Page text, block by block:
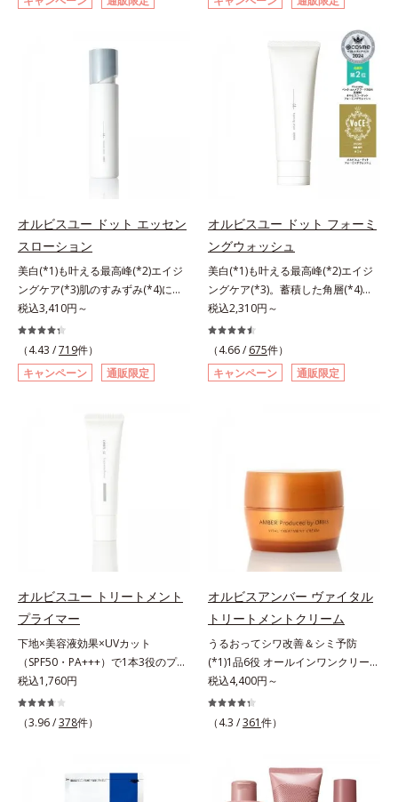
質、トコフェロール、グリセリン、
ヒアルロン酸ヒドロキシプロピルト
リモニウム、フェノキシエタノー
ル）*2 髪の乾燥、乾燥によるパサ
つき*3 毛髪にうるおい、ハリを与
る透明美肌(*4)を目指すには、美肌
ミを予防するお手入れを続けること
ーラ・オルビスグループ独自の美白
ミの原因になると考えられる“メラ
ニンの塊”を居座らせない(*1)、粉砕
と排出サポート(*5)の2ステップで
メラニンの蓄積を抑え、シミ・ソバ
カスを防ぎます。さらに、「アルテ
アネスレ(*6)」を配合し、うるおい
に満ちた自分本来の澄み渡るような
透明感を目指します。手に取った
時、なじませた時、後肌、と3段階
に変化するテクスチャーは、肌にす
ばやくなじみ、毎日の美白ケアを楽
しくする使いごこちを叶えました。
*1 メラニンの蓄積を抑え、シミ・
ソバカスを防ぐ*2 デクスパンテノ
と*4 うるおいによる透明感のある
肌*5 ターンオーバーを促進して、
メラニンの塊を微細化すること*6
アルテアエキス配合＝保湿成分各商
いに満ち満ちた内側から弾むような
ハリ肌へ。化粧水は二度塗りしない
と不安…。いろいろケアしているの
に、あと一歩肌悩みが晴れない…。
そんな大人の肌悩みにアプローチす
る先行型美容液です。日本初(*1)、
毛穴約1/1000ナノサイズの極小カ
プセルの表面は肌になじみやすい構
造(*4)。内包した美容成分(*5)の浸
おいの通り道”を作って化粧水のな
じみ感をUP。化粧水前に使うこと
で、普段の化粧水の手ごたえをより
実感できる、しっとり整った肌状態
へ。化粧水前に2プッシュ使うだけ
で、うるおいのすき間にぐんぐん入
り込み、うるおいで満ち満ちたハリ
のある美肌へと整えます。*1 クチ
ナシ果実エキス、ハトムギ種子エキ
ス、ユズ果実エキス、水添レシチ
るおい不足など*3 お手入れのファ
ーストステップのこと*4 細胞間脂
質に類似した構造*5 保湿成分
オルビスユー ドット エッセン
スローション
美白(*1)も叶える最高峰(*2)エイジ
ングケア(*3)肌のすみずみ(*4)にし
みわたるうるおい充満ローション。
ハリも透明感(*5)も結果主義。年齢
サイン(*6)の因子に着目した肌科学
エイジングケア(*3)シリーズ。オル
ビスユー ドットシリーズは、年齢
ではなく、肌で起きていることの根
本原因に着目。加齢とともに現れる
年齢サインについて研究を進めたと
ころ、弾力感のない状態である「ハ
そこでオルビスユー ドットシリー
ズは美容成分(*8)として「G.D.F.ア
クティベーター(*9)」を配合。そし
て、従来から配合している美白(*1)
有効成分「トラネキサム酸」を配合
しました。さらに、シリーズ共通の
美容成分「GLルートブースター
(*10)」を配合することで、肌のふ
っくら感や透明感を叶えます。美白
上向き(*11)のハリと透明感を。効
税込3,410円～
（4.43 /719件）
キャンペーン
通販限定
オルビスユー ドット フォーミ
ングウォッシュ
美白(*1)も叶える最高峰(*2)エイジ
ングケア(*3)。蓄積した角層(*4)を
絡めとりくすみ(*5)を晴らす高密着
マイルドピーリング(*6)洗顔料。ハ
リも透明感(*7)も結果主義。年齢サ
イン(*8)の因子に着目した肌科学エ
イジングケア(*3)シリーズ。オルビ
齢サインについて研究を進めたとこ
ろ、弾力感のない状態である「ハリ
のなさ」や、くすみ(*5)などが現れ
ている状態である「透明感のなさ」
が、大人の肌印象に大きな影響を与
えていることがわかりました。そこ
でオルビスユー ドットシリーズは
美容成分(*9)として「G.D.F.アクテ
ィベーター(*10)」を配合。そし
て、従来から配合している美白(*1)
有効成分「トラネキサム酸」を配合
しました。さらに、シリーズ共通の
美容成分「GLルートブースター
(*11)」を配合することで、肌のふ
アが叶うシリーズに。3ステップで
上向き(*12)のハリと透明感を。効
税込2,310円～
（4.66 / 675件）
キャンペーン
通販限定
オルビスユー トリートメント
プライマー
下地×美容液効果×UVカット
（SPF50・PA+++）で1本3役のプラ
イマー。凹凸をつるんとなめらかに
(*1)整え、化粧ノリUPの高機能化粧
下地。“塗るたび高まる、素肌の美
る小ジワをカバーしてハリ肌に整え
税込1,760円
（3.96 /378件）
オルビスアンバー ヴァイタル
トリートメントクリーム
うるおってシワ改善＆シミ予防
(*1)1品6役 オールインワンクリー
ム。オルビスアンバーは、いつも⾃
然体で美しくありたいと願う⼤⼈世
代に寄り添うブランドです。年齢印
世代の肌に向き合い、手軽なお手入
れで賢いケアを。ライフスタイルに
税込4,400円～
（4.3 /361件）